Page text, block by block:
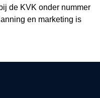
de KVK onder nummer
en marketing is